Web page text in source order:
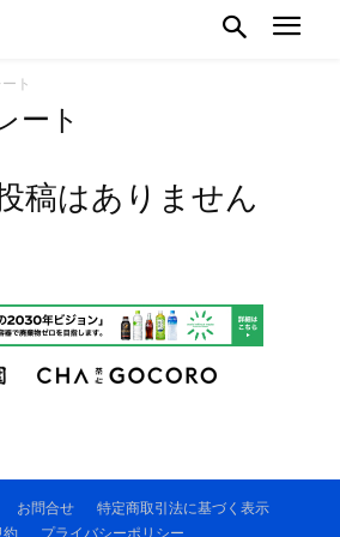
ト
ート
稿はありません
お問合せ
特定商取引法に基づく表示
プライバシーポリシー